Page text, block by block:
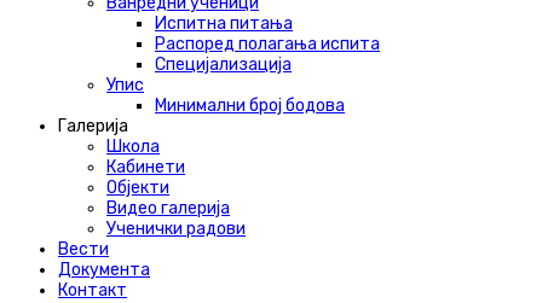
Испитна питања
Распоред полагања испита
Специјализација
Упис
Минимални број бодова
Галерија
Школа
Кабинети
Објекти
Видео галерија
Ученички радови
Вести
Документа
Контакт